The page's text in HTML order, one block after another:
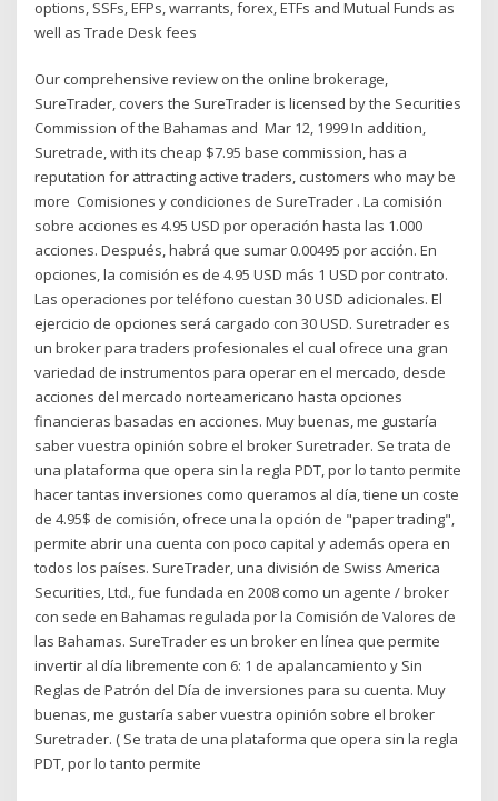
options, SSFs, EFPs, warrants, forex, ETFs and Mutual Funds as
well as Trade Desk fees
Our comprehensive review on the online brokerage,
SureTrader, covers the SureTrader is licensed by the Securities
Commission of the Bahamas and Mar 12, 1999 In addition,
Suretrade, with its cheap $7.95 base commission, has a
reputation for attracting active traders, customers who may be
more Comisiones y condiciones de SureTrader . La comisión
sobre acciones es 4.95 USD por operación hasta las 1.000
acciones. Después, habrá que sumar 0.00495 por acción. En
opciones, la comisión es de 4.95 USD más 1 USD por contrato.
Las operaciones por teléfono cuestan 30 USD adicionales. El
ejercicio de opciones será cargado con 30 USD. Suretrader es
un broker para traders profesionales el cual ofrece una gran
variedad de instrumentos para operar en el mercado, desde
acciones del mercado norteamericano hasta opciones
financieras basadas en acciones. Muy buenas, me gustaría
saber vuestra opinión sobre el broker Suretrader. Se trata de
una plataforma que opera sin la regla PDT, por lo tanto permite
hacer tantas inversiones como queramos al día, tiene un coste
de 4.95$ de comisión, ofrece una la opción de "paper trading",
permite abrir una cuenta con poco capital y además opera en
todos los países. SureTrader, una división de Swiss America
Securities, Ltd., fue fundada en 2008 como un agente / broker
con sede en Bahamas regulada por la Comisión de Valores de
las Bahamas. SureTrader es un broker en línea que permite
invertir al día libremente con 6: 1 de apalancamiento y Sin
Reglas de Patrón del Día de inversiones para su cuenta. Muy
buenas, me gustaría saber vuestra opinión sobre el broker
Suretrader. ( Se trata de una plataforma que opera sin la regla
PDT, por lo tanto permite